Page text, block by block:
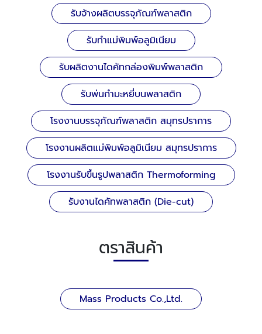
รับจ้างผลิตบรรจุภัณฑ์พลาสติก
รับทำแม่พิมพ์อลูมิเนียม
รับผลิตงานไดคัทกล่องพิมพ์พลาสติก
รับพ่นกำมะหยี่บนพลาสติก
โรงงานบรรจุภัณฑ์พลาสติก สมุทรปราการ
โรงงานผลิตแม่พิมพ์อลูมิเนียม สมุทรปราการ
โรงงานรับขึ้นรูปพลาสติก Thermoforming
รับงานไดคัทพลาสติก (Die-cut)
ตราสินค้า
Mass Products Co.,Ltd.